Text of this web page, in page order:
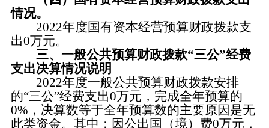
情况。
2022年度国有资本经营预算财政拨款支
出0万元。
三、一般公共预算财政拨款“三公”经费
支出决算情况说明
2022年度一般公共预算财政拨款安排
的“三公”经费支出0万元，完成全年预算的
0%，决算数等于全年预算数的主要原因是无
此类资金。其中：因公出国（境）费0万元，